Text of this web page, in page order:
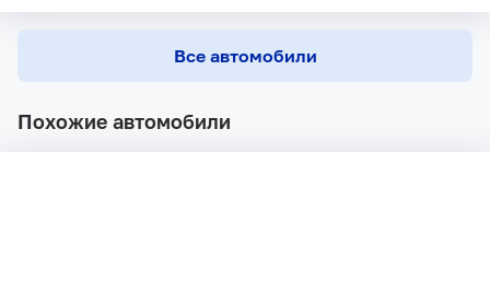
Все автомобили
Похожие автомобили